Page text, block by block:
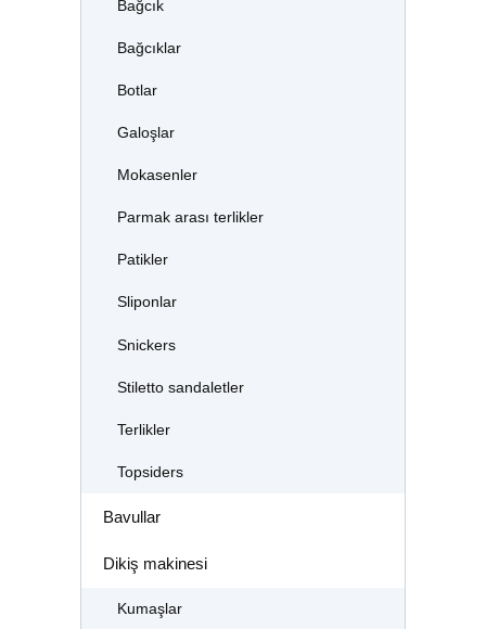
Bağcık
Bağcıklar
Botlar
Galoşlar
Mokasenler
Parmak arası terlikler
Patikler
Sliponlar
Snickers
Stiletto sandaletler
Terlikler
Topsiders
Bavullar
Dikiş makinesi
Kumaşlar